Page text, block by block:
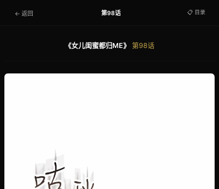
← 返回 第98话 📋 目录
《女儿闺蜜都归ME》 第98话